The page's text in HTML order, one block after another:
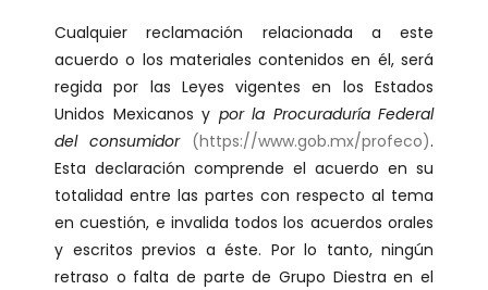
Cualquier reclamación relacionada a este
acuerdo o los materiales contenidos en él, será
regida por las Leyes vigentes en los Estados
Unidos Mexicanos y por la Procuraduría Federal
del consumidor (https://www.gob.mx/profeco).
Esta declaración comprende el acuerdo en su
totalidad entre las partes con respecto al tema
en cuestión, e invalida todos los acuerdos orales
y escritos previos a éste. Por lo tanto, ningún
retraso o falta de parte de Grupo Diestra en el